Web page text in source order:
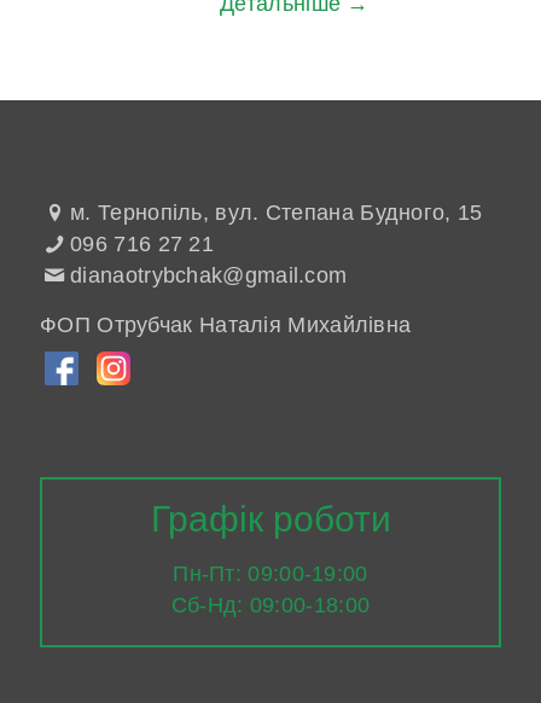
м. Тернопіль, вул. Степана Будного, 15
096 716 27 21
dianaotrybchak@gmail.com
ФОП Отрубчак Наталія Михайлівна
Графік роботи
Пн-Пт: 09:00-19:00
Сб-Нд: 09:00-18:00